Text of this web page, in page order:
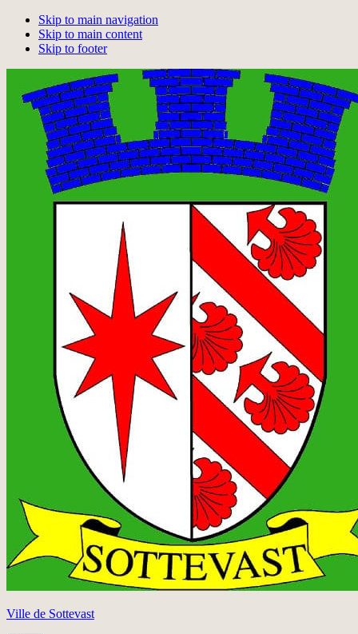
Skip to main navigation
Skip to main content
Skip to footer
Ville de Sottevast